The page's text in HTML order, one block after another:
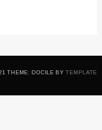
THEME: DOCILE BYTEMPLATE